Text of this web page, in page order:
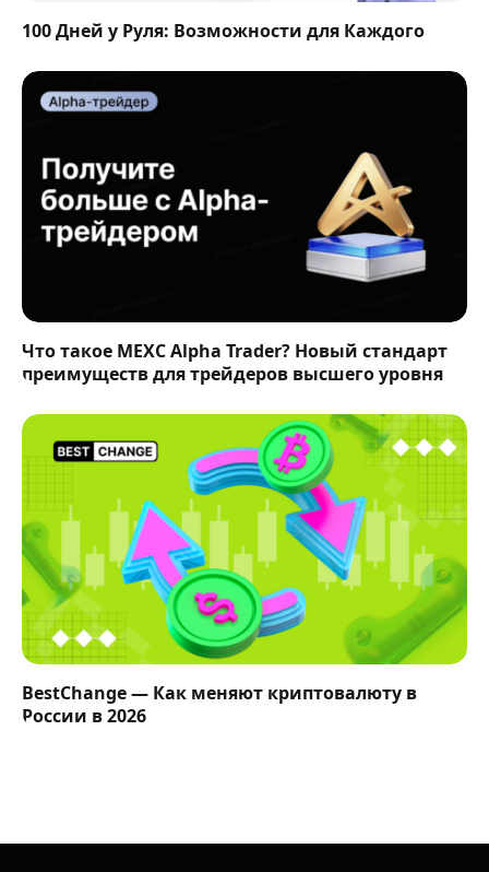
100 Дней у Руля: Возможности для Каждого
Что такое MEXC Alpha Trader? Новый стандарт
преимуществ для трейдеров высшего уровня
BestChange — Как меняют криптовалюту в
России в 2026